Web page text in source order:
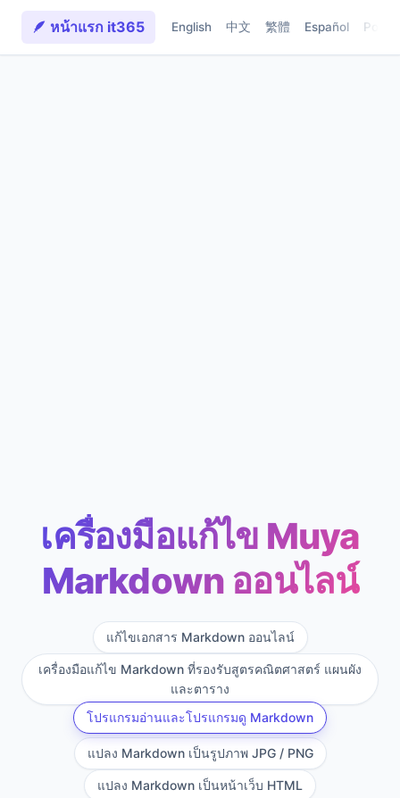
🪶 หน้าแรก it365 English 中文 繁體 Español
เครื่องมือแก้ไข Muya
Markdown ออนไลน์
แก้ไขเอกสาร Markdown ออนไลน์
เครื่องมือแก้ไข Markdown ที่รองรับสูตรคณิตศาสตร์ แผนผัง
และตาราง
โปรแกรมอ่านและโปรแกรมดู Markdown
แปลง Markdown เป็นรูปภาพ JPG / PNG
แปลง Markdown เป็นหน้าเว็บ HTML